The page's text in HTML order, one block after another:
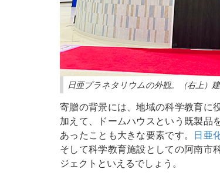
日亜プラネタリウムの外観。（右上）
寄贈の背景には、地域の科学教育に
加えて、ドームハウスという既製品
あったことも大きな要素です。 日亜
そして科学教育施設としての阿南市
ジェクトといえるでしょう。